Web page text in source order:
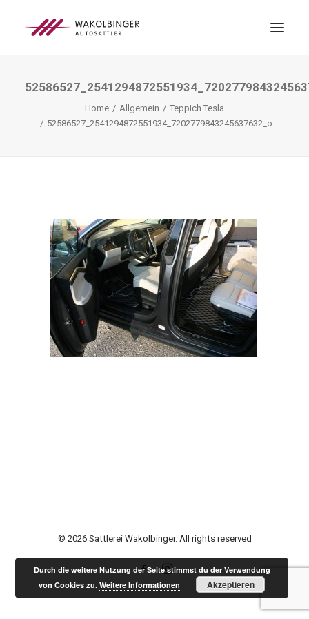
ÜBER UNS
SEARCH
Home Allgemein
Teppich Tesla
52586527_2541294872551934_7202779843245637632_o
© 2026 Sattlerei Wakolbinger. All rights reserved
Durch die weitere Nutzung der Seite stimmst du der Verwendung
von Cookies zu.Weitere Informationen Akzeptieren